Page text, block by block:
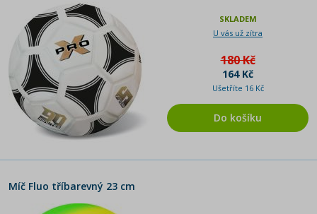
SKLADEM
U vás už zítra
180 Kč
164 Kč
Ušetříte 16 Kč
Do košíku
Míč Fluo tříbarevný 23 cm